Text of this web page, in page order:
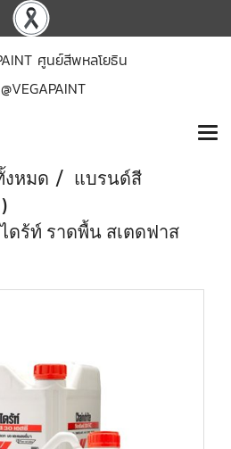
ศูนย์สีพหลโยธิน
@VEGAPAINT
งหมด
แบรนด์สี
ดร้ท์ ราดพื้น สเตดฟาส